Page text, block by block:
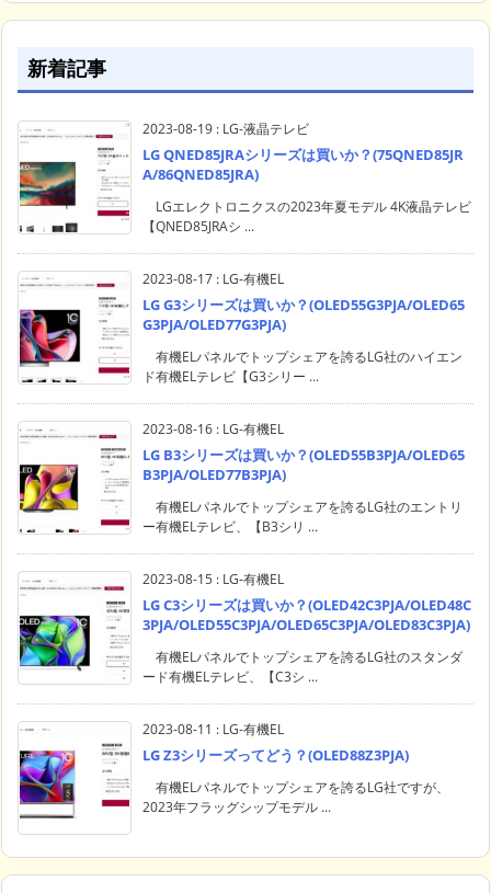
新着記事
2023-08-19 : LG-液晶テレビ
LG QNED85JRAシリーズは買いか？(75QNED85JR
A/86QNED85JRA)
LGエレクトロニクスの2023年夏モデル 4K液晶テレビ
【QNED85JRAシ ...
2023-08-17 : LG-有機EL
LG G3シリーズは買いか？(OLED55G3PJA/OLED65
G3PJA/OLED77G3PJA)
有機ELパネルでトップシェアを誇るLG社のハイエン
ド有機ELテレビ【G3シリー ...
2023-08-16 : LG-有機EL
LG B3シリーズは買いか？(OLED55B3PJA/OLED65
B3PJA/OLED77B3PJA)
有機ELパネルでトップシェアを誇るLG社のエントリ
ー有機ELテレビ、【B3シリ ...
2023-08-15 : LG-有機EL
LG C3シリーズは買いか？(OLED42C3PJA/OLED48C
3PJA/OLED55C3PJA/OLED65C3PJA/OLED83C3PJA)
有機ELパネルでトップシェアを誇るLG社のスタンダ
ード有機ELテレビ、【C3シ ...
2023-08-11 : LG-有機EL
LG Z3シリーズってどう？(OLED88Z3PJA)
有機ELパネルでトップシェアを誇るLG社ですが、
2023年フラッグシップモデル ...